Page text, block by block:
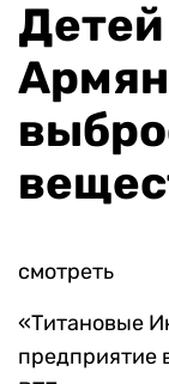
Детей
смотреть
«Титановые
предприятие